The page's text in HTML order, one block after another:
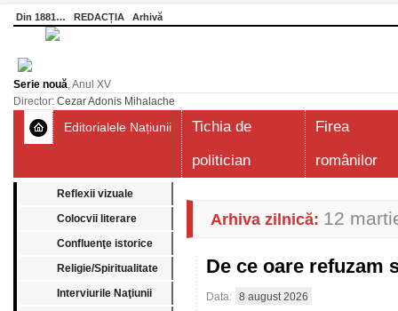
Din 1881… REDACȚIA Arhivă
Serie nouă, Anul XV
Director: Cezar Adonis Mihalache
Editorialele Națiunii
Tichia de
politician
Firea
românilor
Reflexii vizuale
Colocvii literare
Confluenţe istorice
Religie/Spiritualitate
Interviurile Naţiunii
Arhiva zilnică: 12
De ce oare
Data: 8 august 2026